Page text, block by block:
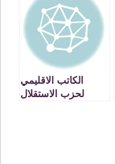
الكاتب الاقليمي
لحزب الاستقلال